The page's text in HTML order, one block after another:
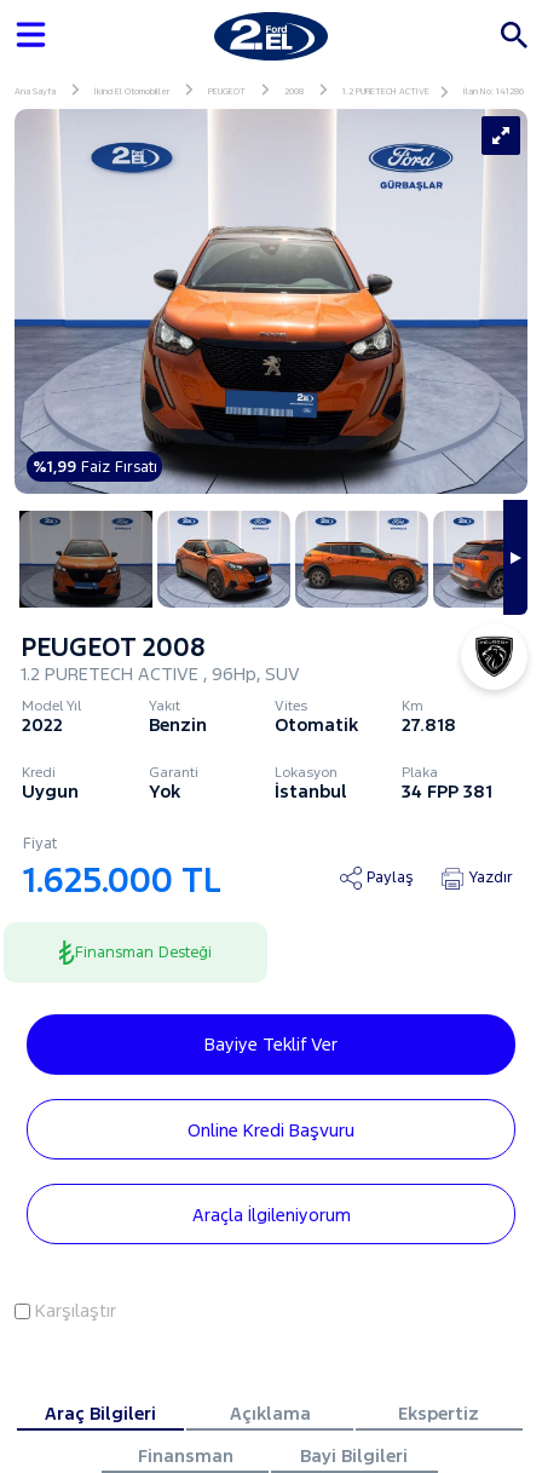
Ana Sayfa İkinci El Otomobiller PEUGEOT 2008 1.2 PURETECH ACTIVE İlan No: 141286
%1,99Faiz Fırsatı
PEUGEOT 2008
1.2 PURETECH ACTIVE , 96Hp, SUV
Model Yıl
2022
Yakıt
Benzin
Vites
Otomatik
Km
27.818
Kredi
Uygun
Garanti
Yok
Lokasyon
İstanbul
Plaka
34 FPP 381
Fiyat
1.625.000 TL Paylaş Yazdır
Finansman Desteği
Bayiye Teklif Ver
Online Kredi Başvuru
Araçla İlgileniyorum
Karşılaştır
Araç Bilgileri Açıklama
Ekspertiz
Finansman
Bayi Bilgileri